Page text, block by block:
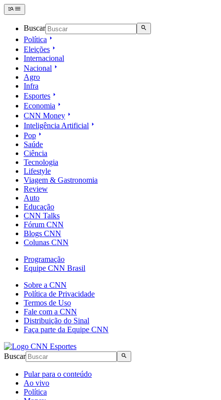
Buscar
Política
Eleições
Internacional
Nacional
Agro
Infra
Esportes
Economia
CNN Money
Inteligência Artificial
Pop
Saúde
Ciência
Tecnologia
Lifestyle
Viagem & Gastronomia
Review
Auto
Educação
CNN Talks
Fórum CNN
Blogs CNN
Colunas CNN
Programação
Equipe CNN Brasil
Sobre a CNN
Política de Privacidade
Termos de Uso
Fale com a CNN
Distribuição do Sinal
Faça parte da Equipe CNN
Buscar
Pular para o conteúdo
Ao vivo
Política